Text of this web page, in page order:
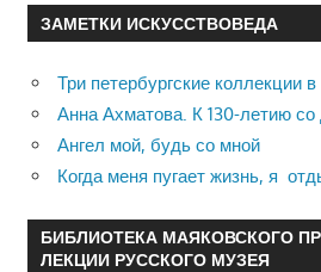
ЗАМЕТКИ ИСКУССТВОВЕДА
Три петербургские коллекции
Анна Ахматова. К 130-летию
Ангел мой, будь со мной
Когда меня пугает жизнь, я
БИБЛИОТЕКА МАЯКОВСКОГО
ЛЕКЦИИ РУССКОГО МУЗЕЯ